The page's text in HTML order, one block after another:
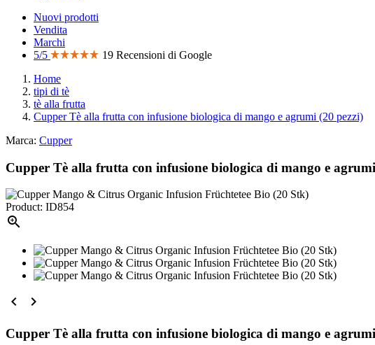
Nuovi prodotti
Vendita
Marchi
5/5
19 Recensioni di Google
Home
tipi di tè
tè alla frutta
Cupper Tè alla frutta con infusione biologica di mango e agrumi (20 pezzi)
Marca: Cupper
Cupper Tè alla frutta con infusione biologica di mango e
Product: ID854

 
Cupper Tè alla frutta con infusione biologica di mango e